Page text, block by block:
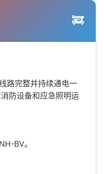
🚒
路完整并持续通电一
防设备和应急照明运
BV。